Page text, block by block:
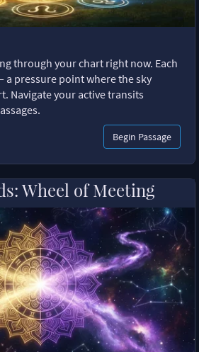
through your chart right now. Each
pressure point where the sky
Navigate your active transits
Begin Passage
Wheel of Meeting